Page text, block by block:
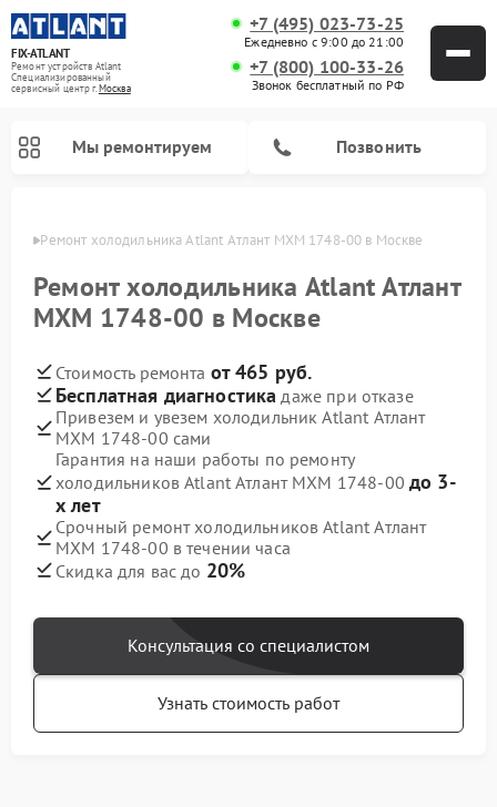
FIX-ATLANT
Ремонт устройств Atlant
Специализированный
cервисный центр г.Москва
+7 (495) 023-73-25
Ежедневно с 9:00 до 21:00
+7 (800) 100-33-26
Звонок бесплатный по РФ
Мы ремонтируем Позвонить
Ремонт холодильника Atlant Атлант МХМ 1748-00 в Москве
Ремонт холодильника Atlant Атлант
МХМ 1748-00 в Москве
Стоимость ремонта от 465 руб.
Бесплатная диагностика даже при отказе
Привезем и увезем холодильник Atlant Атлант
МХМ 1748-00 сами
Гарантия на наши работы по ремонту
холодильников Atlant Атлант МХМ 1748-00 до 3-
х лет
Срочный ремонт холодильников Atlant Атлант
МХМ 1748-00 в течении часа
Скидка для вас до 20%
Консультация со специалистом
Узнать стоимость работ